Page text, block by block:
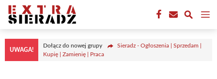
Przejdź
treści
UWAGA!
Dołącz do nowej grupy
Sieradz - Ogłoszenia | Sprzedam |
Kupię | Zamienię | Praca